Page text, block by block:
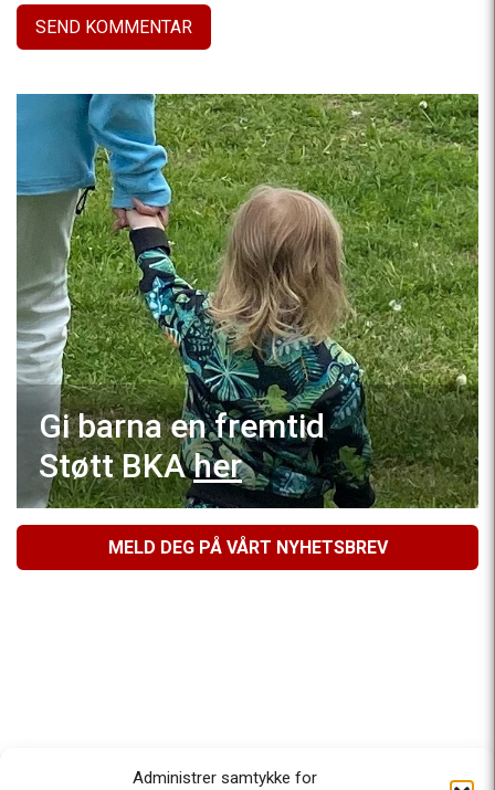
Administrer samtykke for
Gi barna en fremtid
Støtt BKAher
MELD DEG PÅ VÅRT NYHETSBREV